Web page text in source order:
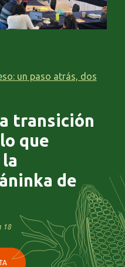
un paso atrás, dos
transición
que
de
18